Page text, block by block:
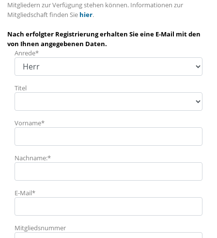
Mitgliedern zur Verfügung stehen können. Informationen zur
Mitgliedschaft finden Sie hier.
Nach erfolgter Registrierung erhalten Sie eine E-Mail mit den
von Ihnen angegebenen Daten.
Anrede*
Titel
Vorname*
Nachname:*
E-Mail*
Mitgliedsnummer